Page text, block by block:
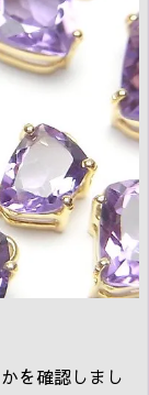
を確認しまし